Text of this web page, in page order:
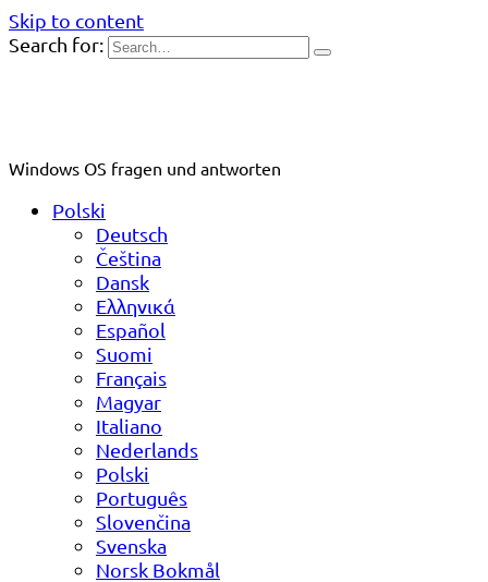
Skip to content
Search for:
Windows OS fragen und antworten
Polski
Deutsch
Čeština
Dansk
Ελληνικά
Español
Suomi
Français
Magyar
Italiano
Nederlands
Polski
Português
Slovenčina
Svenska
Norsk Bokmål